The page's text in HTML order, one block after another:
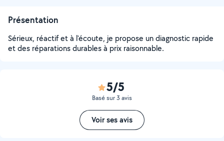
Présentation
Sérieux, réactif et à l'écoute, je propose un diagnostic rapide
et des réparations durables à prix raisonnable.
5/5
Basé sur 3 avis
Voir ses avis